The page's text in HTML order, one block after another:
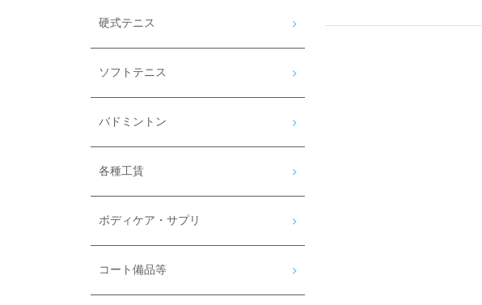
硬式テニス
ソフトテニス
バドミントン
各種工賃
ボディケア・サプリ
コート備品等